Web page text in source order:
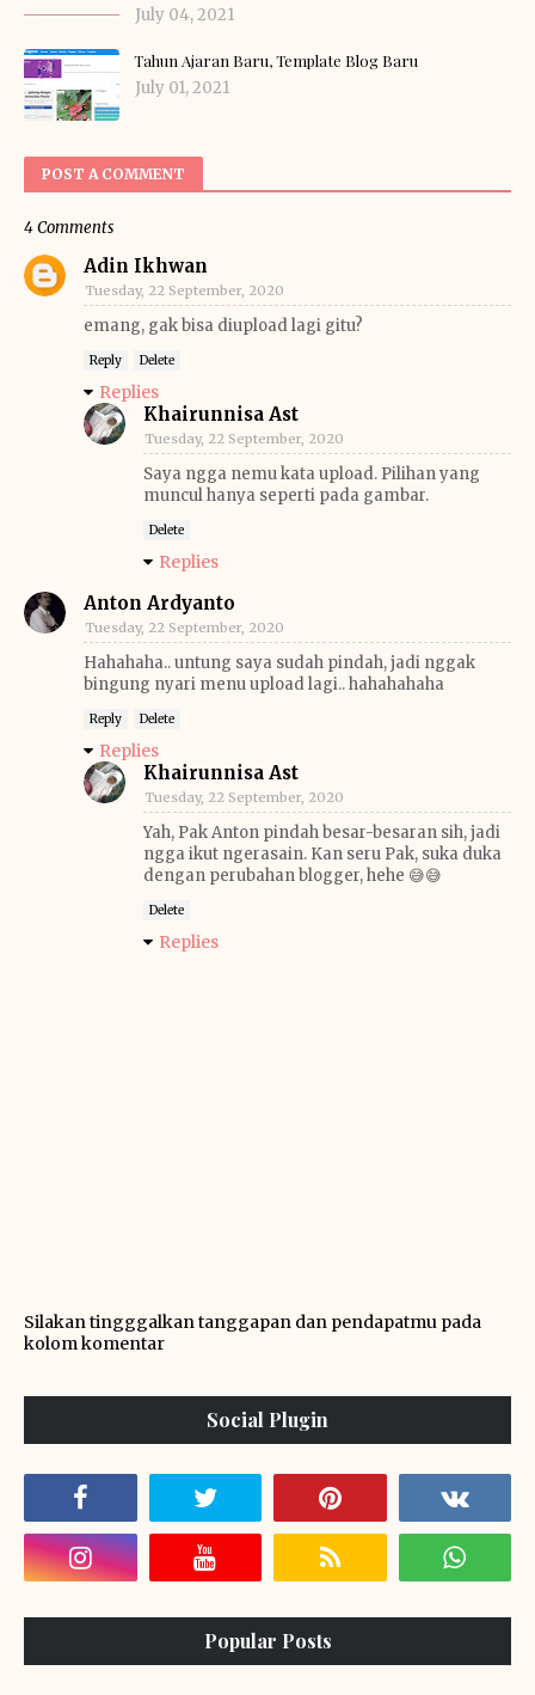
July 04, 2021
Tahun Ajaran Baru, Template Blog Baru
July 01, 2021
POST A COMMENT
4 Comments
Adin Ikhwan
Tuesday, 22 September, 2020
emang, gak bisa diupload lagi gitu?
Reply Delete
Replies
Khairunnisa Ast
Tuesday, 22 September, 2020
Saya ngga nemu kata upload. Pilihan yang
muncul hanya seperti pada gambar.
Delete
Replies
Anton Ardyanto
Tuesday, 22 September, 2020
Hahahaha.. untung saya sudah pindah, jadi nggak
bingung nyari menu upload lagi.. hahahahaha
Reply Delete
Replies
Khairunnisa Ast
Tuesday, 22 September, 2020
Yah, Pak Anton pindah besar-besaran sih, jadi
ngga ikut ngerasain. Kan seru Pak, suka duka
dengan perubahan blogger, hehe 😅😅
Delete
Replies
Silakan tingggalkan tanggapan dan pendapatmu pada
kolom komentar
Social Plugin
Popular Posts